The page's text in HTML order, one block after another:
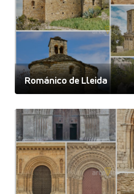
Románico de Lleida